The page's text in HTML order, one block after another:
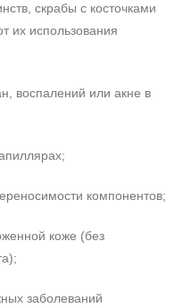
скрабы с косточками
их использования
воспалений или акне в
компонентов;
коже (без
заболеваний